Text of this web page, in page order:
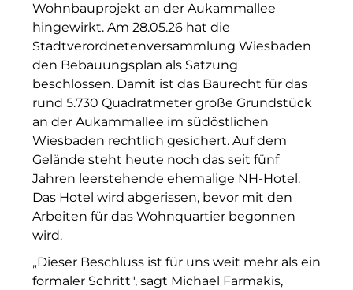
H2Global
Hallberger Kultursommer
HERZOG MAX
Hausbank München
Hotel Königshof München GmbH & Co. KG
INAI
Initiative Central Quartier
KERNenergie GmbH
Wohnbauprojekt an der Aukammallee
hingewirkt. Am 28.05.26 hat die
Stadtverordnetenversammlung Wiesbaden
den Bebauungsplan als Satzung
beschlossen. Damit ist das Baurecht für das
rund 5.730 Quadratmeter große Grundstück
an der Aukammallee im südöstlichen
Wiesbaden rechtlich gesichert. Auf dem
Gelände steht heute noch das seit fünf
Jahren leerstehende ehemalige NH-Hotel.
Das Hotel wird abgerissen, bevor mit den
Arbeiten für das Wohnquartier begonnen
wird.
„Dieser Beschluss ist für uns weit mehr als ein
formaler Schritt", sagt Michael Farmakis,